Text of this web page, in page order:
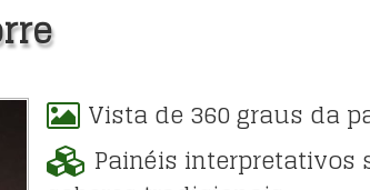
Vista de 360 graus da
Painéis interpretativos